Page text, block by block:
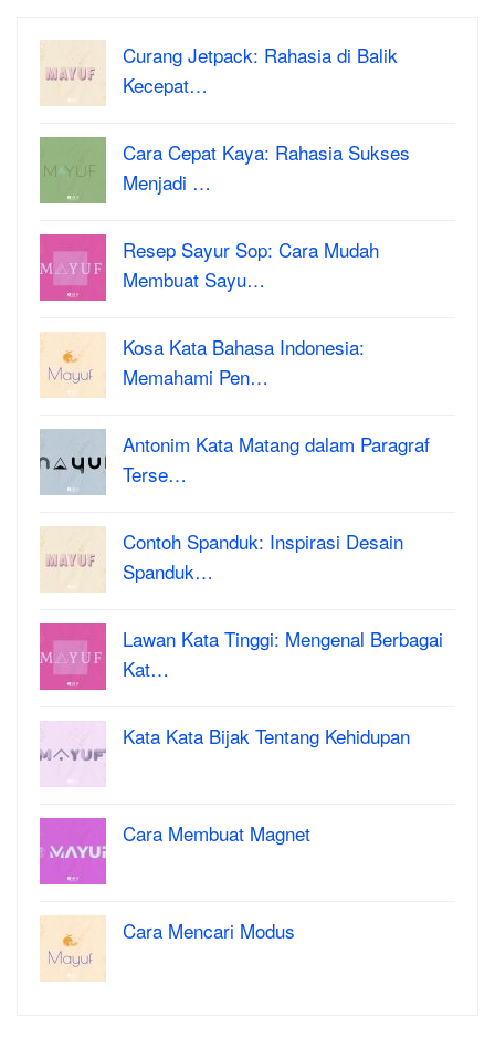
Curang Jetpack: Rahasia di Balik
Kecepat…
Cara Cepat Kaya: Rahasia Sukses
Menjadi …
Resep Sayur Sop: Cara Mudah
Membuat Sayu…
Kosa Kata Bahasa Indonesia:
Memahami Pen…
Antonim Kata Matang dalam Paragraf
Terse…
Contoh Spanduk: Inspirasi Desain
Spanduk…
Lawan Kata Tinggi: Mengenal Berbagai
Kat…
Kata Kata Bijak Tentang Kehidupan
Cara Membuat Magnet
Cara Mencari Modus